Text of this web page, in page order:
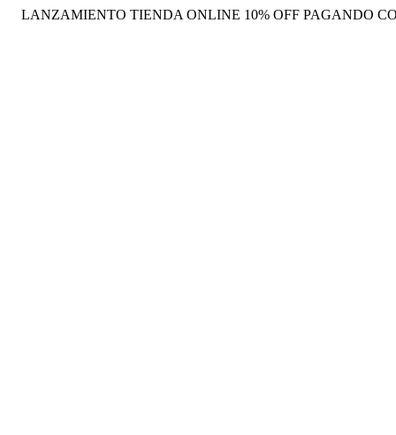
LANZAMIENTO TIENDA ONLINE 10% OFF PAGANDO